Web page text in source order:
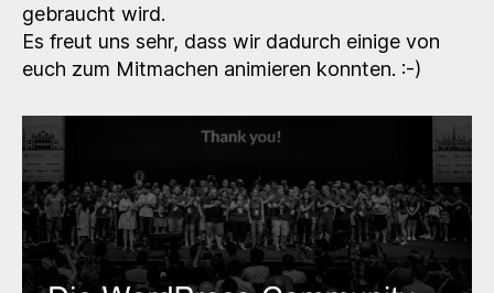
gebraucht wird.
Es freut uns sehr, dass wir dadurch einige von
euch zum Mitmachen animieren konnten. :-)